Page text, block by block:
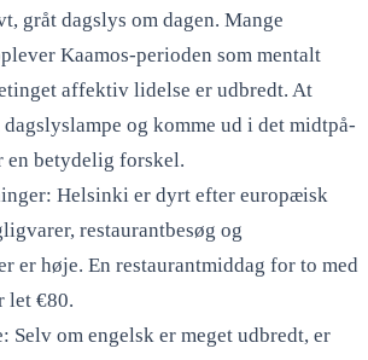
gråt dagslys om dagen. Mange
Kaamos-perioden som mentalt
affektiv lidelse er udbredt. At
og komme ud i det midtpå-
en betydelig forskel.
Helsinki er dyrt efter europæisk
restaurantbesøg og
er høje. En restaurantmiddag for to med
let €80.
Selv om engelsk er meget udbredt, er